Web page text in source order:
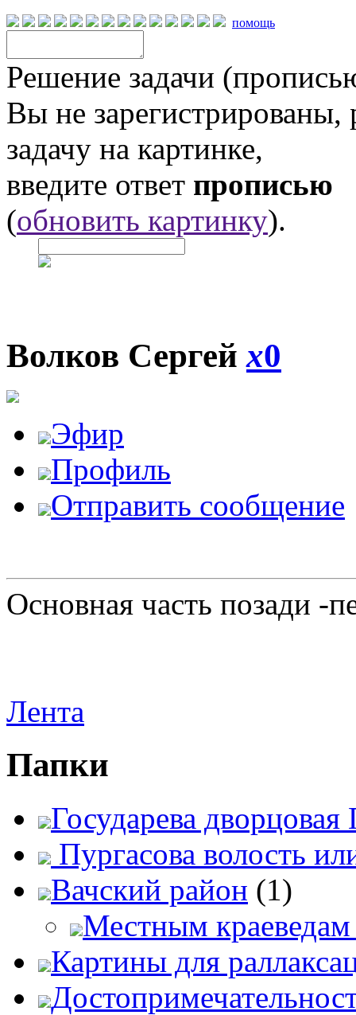
помощь
Решение задачи
Вы не
задачу на картинке,
введите ответ прописью
(обновить картинку).
Волков Сергейx0
Эфир
Профиль
Отправить сообщение
Основная часть позади -
Лента
Папки
Государева
Пургасова волость
Вачский район (1)
Местным
Картины для